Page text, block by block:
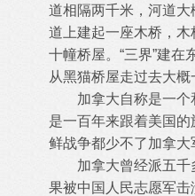
道相隔两千米，河道
道上建起一座木桥，
十幢桥屋。“三界”建在
从黑猫桥屋走过去大概
加拿大自称是一个
是一百年来跟着美国
鲜战争都少不了加拿大
加拿大曾经派五千
果被中国人民志愿军击